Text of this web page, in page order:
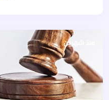
منذ شهرين